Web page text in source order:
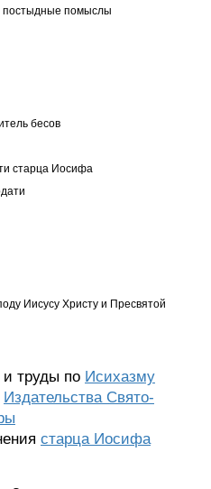
постыдные помыслы
бесов
старца Иосифа
Иисусу Христу и Пресвятой
и труды по Исихазму
Издательства Свято-
старца Иосифа